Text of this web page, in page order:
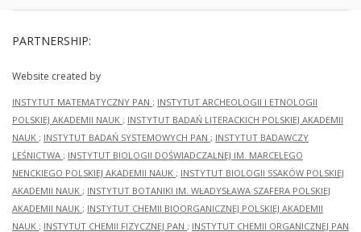
PARTNERSHIP:
Website created by
INSTYTUT MATEMATYCZNY PAN ; INSTYTUT ARCHEOLOGII I ETNOLOGII
POLSKIEJ AKADEMII NAUK ; INSTYTUT BADAŃ LITERACKICH POLSKIEJ AKADEMII
NAUK ; INSTYTUT BADAŃ SYSTEMOWYCH PAN ; INSTYTUT BADAWCZY
LEŚNICTWA ; INSTYTUT BIOLOGII DOŚWIADCZALNEJ IM. MARCELEGO
NENCKIEGO POLSKIEJ AKADEMII NAUK ; INSTYTUT BIOLOGII SSAKÓW POLSKIEJ
AKADEMII NAUK ; INSTYTUT BOTANIKI IM. WŁADYSŁAWA SZAFERA POLSKIEJ
AKADEMII NAUK ; INSTYTUT CHEMII BIOORGANICZNEJ POLSKIEJ AKADEMII
NAUK ; INSTYTUT CHEMII FIZYCZNEJ PAN ; INSTYTUT CHEMII ORGANICZNEJ PAN